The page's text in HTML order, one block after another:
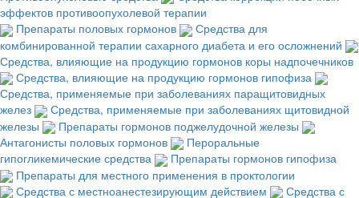
эффектов противоопухолевой терапии
Препараты половых гормонов
Средства для
комбинированной терапии сахарного диабета и его осложнений
Средства, влияющие на продукцию гормонов коры надпочечников
Средства, влияющие на продукцию гормонов гипофиза
Средства, применяемые при заболеваниях паращитовидных
желез
Средства, применяемые при заболеваниях щитовидной
железы
Препараты гормонов поджелудочной железы
Антагонисты половых гормонов
Пероральные
гипогликемические средства
Препараты гормонов гипофиза
Препараты для местного применения в проктологии
Средства с местноанестезирующим действием
Средства с